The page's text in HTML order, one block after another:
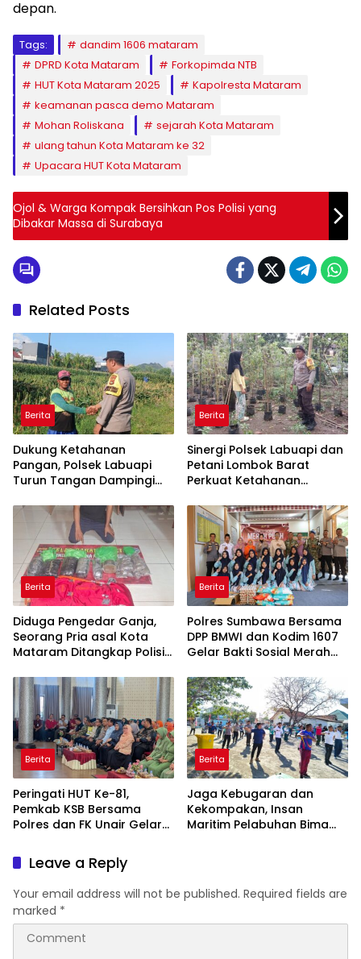
depan.
Tags:
dandim 1606 mataram
DPRD Kota Mataram
Forkopimda NTB
HUT Kota Mataram 2025
Kapolresta Mataram
keamanan pasca demo Mataram
Mohan Roliskana
sejarah Kota Mataram
ulang tahun Kota Mataram ke 32
Upacara HUT Kota Mataram
Ojol & Warga Kompak Bersihkan Pos Polisi yang
Dibakar Massa di Surabaya
Related Posts
Berita
Dukung Ketahanan
Pangan, Polsek Labuapi
Turun Tangan Dampingi
Bongkot
Berita
Sinergi Polsek Labuapi dan
Petani Lombok Barat
Perkuat Ketahanan
Berita
Diduga Pengedar Ganja,
Seorang Pria asal Kota
Mataram Ditangkap Polisi
Berita
Polres Sumbawa Bersama
DPP BMWI dan Kodim 1607
Gelar Bakti Sosial Merah
Hidayatullah
Berita
Peringati HUT Ke-81,
Pemkab KSB Bersama
Polres dan FK Unair Gelar
Hari Pertama Kehidupan”
Berita
Jaga Kebugaran dan
Kekompakan, Insan
Maritim Pelabuhan Bima
Leave a Reply
Your email address will not be published. Required fields are
marked *